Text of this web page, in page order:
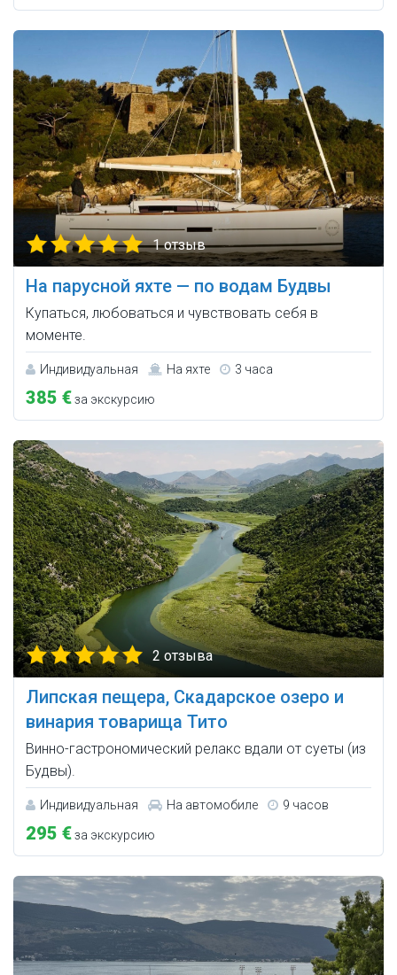
1 отзыв
На парусной яхте — по водам Будвы
Купаться, любоваться и чувствовать себя в
моменте.
Индивидуальная На яхте 3 часа
385 €за экскурсию
2 отзыва
Липская пещера, Скадарское озеро и
винария товарища Тито
Винно-гастрономический релакс вдали от суеты (из
Будвы).
Индивидуальная На автомобиле 9 часов
295 €за экскурсию